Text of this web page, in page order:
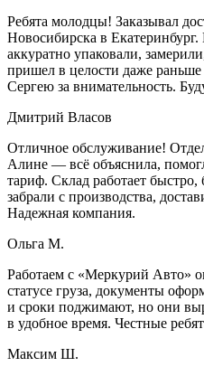
Ребята молодцы! Заказывал
Новосибирска в
аккуратно упаковали,
пришел в целости даже
Сергею за внимательность.
Дмитрий Власов
Отличное обслуживание!
Алине — всё объяснила,
тариф. Склад работает
забрали с производства,
Надежная компания.
Ольга М.
Работаем с «Меркурий Авто»
статусе груза, документы
и сроки поджимают, но они
в удобное время. Честные
Максим Ш.